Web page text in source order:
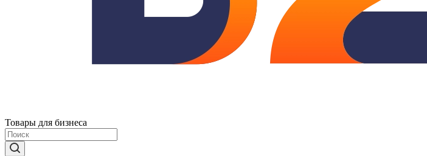
Товары для бизнеса